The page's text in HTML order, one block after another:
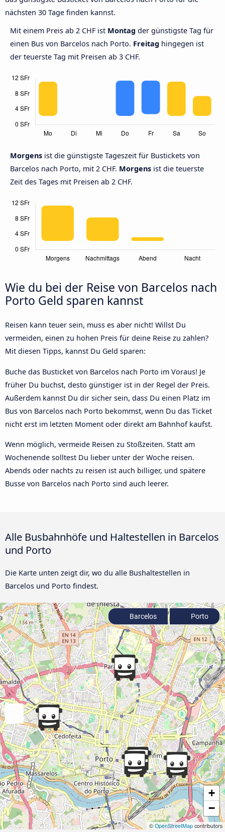
nächsten 30 Tage finden kannst.
Mit einem Preis ab 2 CHF ist Montag der günstigste Tag für
einen Bus von Barcelos nach Porto. Freitag hingegen ist
der teuerste Tag mit Preisen ab 3 CHF.
Morgens ist die günstigste Tageszeit für Bustickets von
Barcelos nach Porto, mit 2 CHF. Morgens ist die teuerste
Zeit des Tages mit Preisen ab 2 CHF.
Wie du bei der Reise von Barcelos nach
Porto Geld sparen kannst
Reisen kann teuer sein, muss es aber nicht! Willst Du
vermeiden, einen zu hohen Preis für deine Reise zu zahlen?
Mit diesen Tipps, kannst Du Geld sparen:
Buche das Busticket von Barcelos nach Porto im Voraus! Je
früher Du buchst, desto günstiger ist in der Regel der Preis.
Außerdem kannst Du dir sicher sein, dass Du einen Platz im
Bus von Barcelos nach Porto bekommst, wenn Du das Ticket
nicht erst im letzten Moment oder direkt am Bahnhof kaufst.
Wenn möglich, vermeide Reisen zu Stoßzeiten. Statt am
Wochenende solltest Du lieber unter der Woche reisen.
Abends oder nachts zu reisen ist auch billiger, und spätere
Busse von Barcelos nach Porto sind auch leerer.
Alle Busbahnhöfe und Haltestellen in Barcelos
und Porto
Die Karte unten zeigt dir, wo du alle Bushaltestellen in
Barcelos und Porto findest.
+
−
© OpenStreetMap contributors
Barcelos Porto